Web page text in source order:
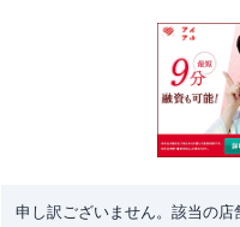
申し訳ございません。該当の店